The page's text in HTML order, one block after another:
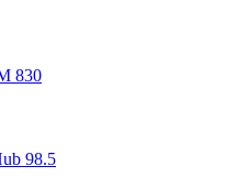
830
98.5